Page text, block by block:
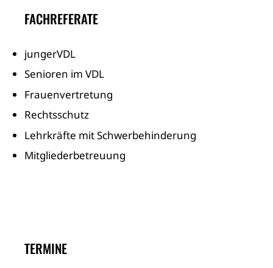
FACHREFERATE
jungerVDL
Senioren im VDL
Frauenvertretung
Rechtsschutz
Lehrkräfte mit Schwerbehinderung
Mitgliederbetreuung
TERMINE